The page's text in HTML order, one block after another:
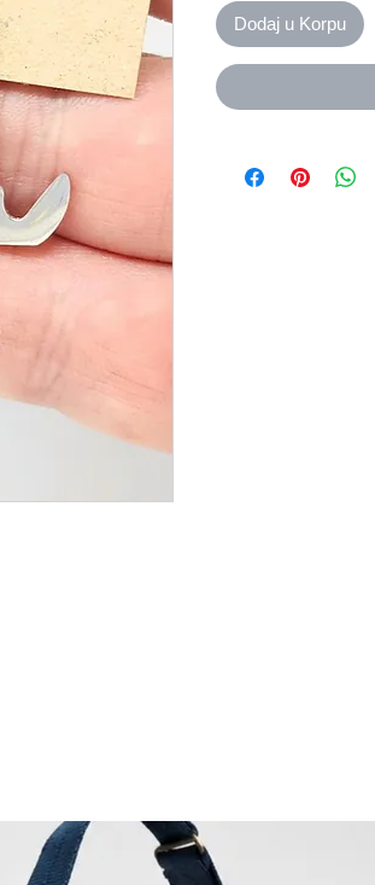
Dodaj u Korpu